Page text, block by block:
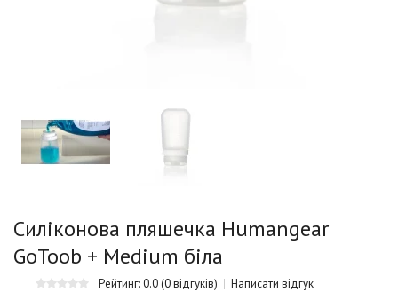
Силіконова пляшечка Humangear
GoToob + Medium біла
Рейтинг: 0.0(0 відгуків) Написати відгук